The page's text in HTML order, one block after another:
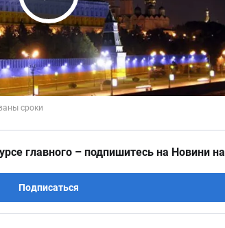
Play Video
главного – подпишитесь на Новини на
Подписаться